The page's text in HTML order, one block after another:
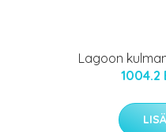
Lagoon
1004.2